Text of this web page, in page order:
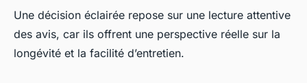
Une décision éclairée repose sur une lecture attentive
des avis, car ils offrent une perspective réelle sur la
longévité et la facilité d’entretien.